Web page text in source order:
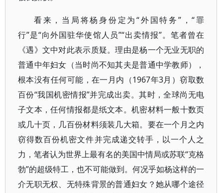
看来，当局将杨身份定为“外国特务”，“罪
行”是“向外国驻华使馆人员”“出卖情报”。笔者曾在
《遇》文中对此表示质疑。理由是杨一个无业无职的
普通中年妇女（当时尚不知其夫是普通中学教师），
根本没有任何可能，在一月内（1967年3月）窃取数
百份“我国机密情报”并完成出卖。其时，全球尚无电
子文本，任何情报都是纸文本。机密材料一般十数页
或几十页，几百份材料须装几大箱。要在一个月之内
窃得数百份机密文件并完成递交转手，以一个人之
力，笔者认为世界上最有名的美国中情局或苏联“克格
勃”的超级特工，也不可能做到。何况乎如杨这样的一
介无职无权、无特殊背景的普通妇女？她从哪个途径